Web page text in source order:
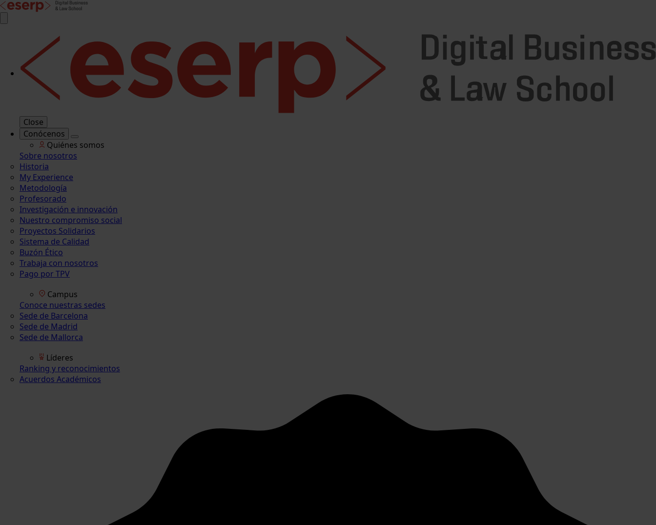
Close
Conócenos
Quiénes somos
Sobre nosotros
Historia
My Experience
Metodología
Profesorado
Investigación e innovación
Nuestro compromiso social
Proyectos Solidarios
Sistema de Calidad
Buzón Ético
Trabaja con nosotros
Pago por TPV
Campus
Conoce nuestras sedes
Sede de Barcelona
Sede de Madrid
Sede de Mallorca
Líderes
Ranking y reconocimientos
Acuerdos Académicos